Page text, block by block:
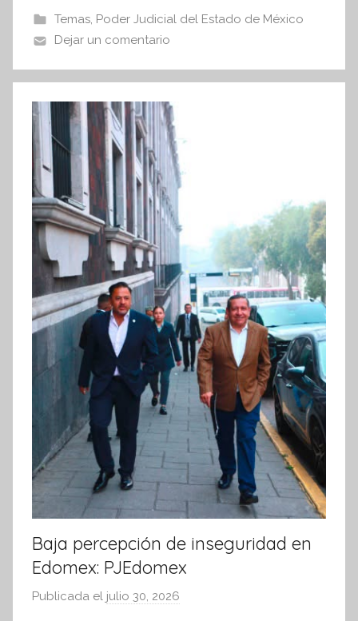
I
o
a
t
i
a
b
o
o
k
A
p
p
Temas, Poder Judicial del Estado de México
Dejar un comentario
Baja percepción de inseguridad en
Edomex: PJEdomex
Publicada el julio 30, 2026